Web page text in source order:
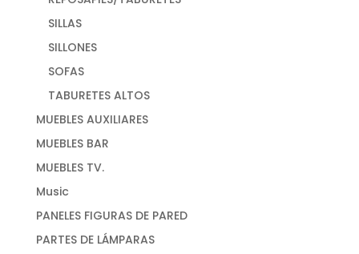
SILLAS
SILLONES
SOFAS
TABURETES ALTOS
MUEBLES AUXILIARES
MUEBLES BAR
MUEBLES TV.
Music
PANELES FIGURAS DE PARED
PARTES DE LÁMPARAS